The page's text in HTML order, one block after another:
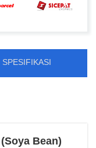
SPESIFIKASI
Bean)